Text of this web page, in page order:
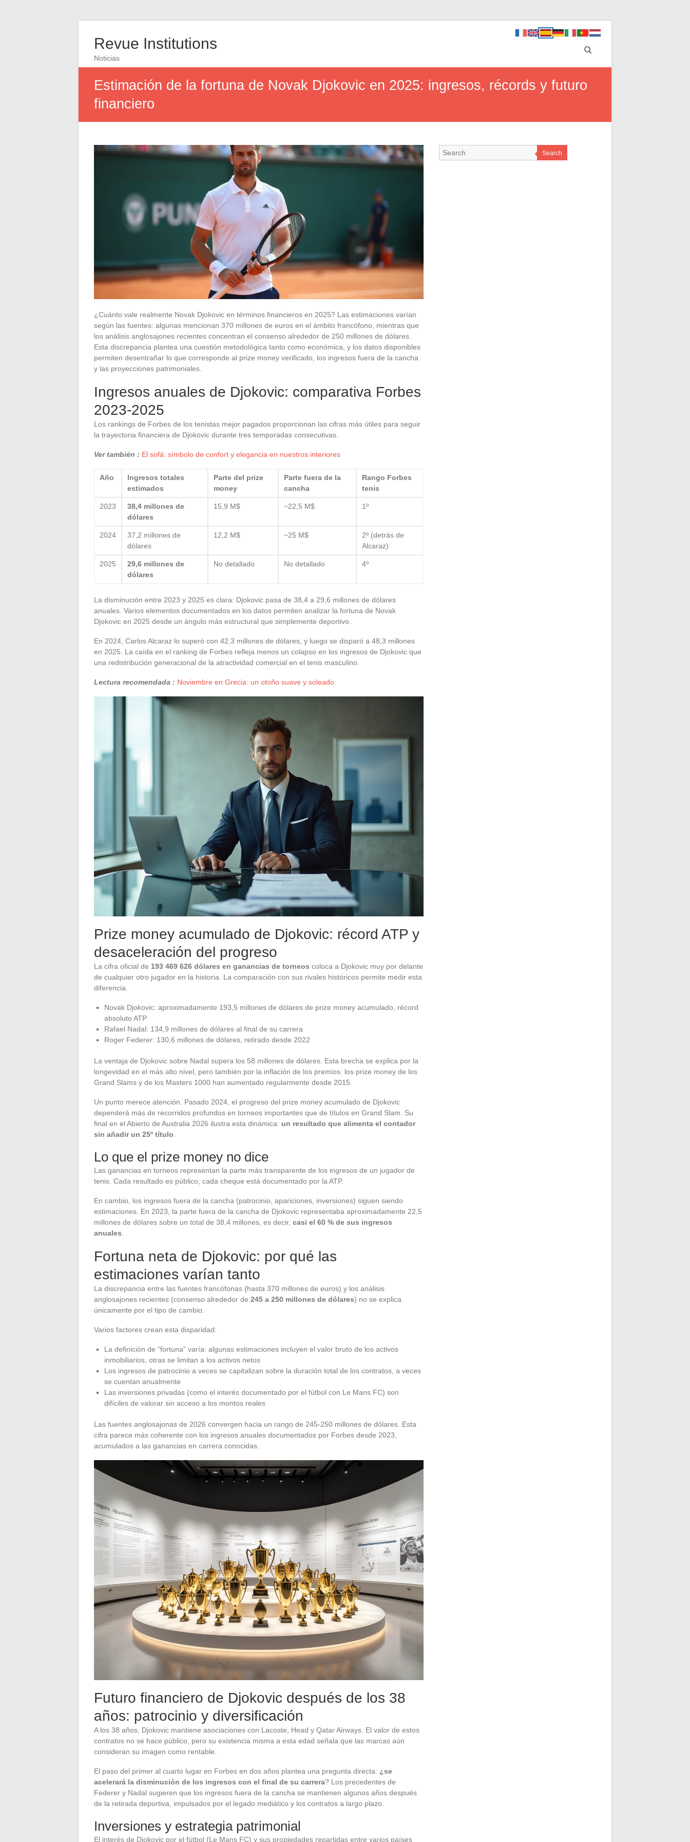
Revue Institutions
Noticias
Estimación de la fortuna de Novak Djokovic en 2025: ingresos, récords y futuro
financiero
¿Cuánto vale realmente Novak Djokovic en términos financieros en 2025? Las estimaciones varían
según las fuentes: algunas mencionan 370 millones de euros en el ámbito francófono, mientras que
los análisis anglosajones recientes concentran el consenso alrededor de 250 millones de dólares.
Esta discrepancia plantea una cuestión metodológica tanto como económica, y los datos disponibles
permiten desentrañar lo que corresponde al prize money verificado, los ingresos fuera de la cancha
y las proyecciones patrimoniales.
Ingresos anuales de Djokovic: comparativa Forbes
2023-2025
Los rankings de Forbes de los tenistas mejor pagados proporcionan las cifras más útiles para seguir
la trayectoria financiera de Djokovic durante tres temporadas consecutivas.
Ver también : El sofá: símbolo de confort y elegancia en nuestros interiores
Año
Ingresos totales
estimados
Parte del prize
money
Parte fuera de la
cancha
Rango Forbes
tenis
2023
38,4 millones de
dólares
15,9 M$ ~22,5 M$ 1º
2024
37,2 millones de
dólares
12,2 M$ ~25 M$
2º (detrás de
Alcaraz)
2025
29,6 millones de
dólares
No detallado No detallado 4º
La disminución entre 2023 y 2025 es clara: Djokovic pasa de 38,4 a 29,6 millones de dólares
anuales. Varios elementos documentados en los datos permiten analizar la fortuna de Novak
Djokovic en 2025 desde un ángulo más estructural que simplemente deportivo.
En 2024, Carlos Alcaraz lo superó con 42,3 millones de dólares, y luego se disparó a 48,3 millones
en 2025. La caída en el ranking de Forbes refleja menos un colapso en los ingresos de Djokovic que
una redistribución generacional de la atractividad comercial en el tenis masculino.
Lectura recomendada : Noviembre en Grecia: un otoño suave y soleado
Prize money acumulado de Djokovic: récord ATP y
desaceleración del progreso
La cifra oficial de 193 469 626 dólares en ganancias de torneos coloca a Djokovic muy por delante
de cualquier otro jugador en la historia. La comparación con sus rivales históricos permite medir esta
diferencia.
Novak Djokovic: aproximadamente 193,5 millones de dólares de prize money acumulado, récord
absoluto ATP
Rafael Nadal: 134,9 millones de dólares al final de su carrera
Roger Federer: 130,6 millones de dólares, retirado desde 2022
La ventaja de Djokovic sobre Nadal supera los 58 millones de dólares. Esta brecha se explica por la
longevidad en el más alto nivel, pero también por la inflación de los premios: los prize money de los
Grand Slams y de los Masters 1000 han aumentado regularmente desde 2015.
Un punto merece atención. Pasado 2024, el progreso del prize money acumulado de Djokovic
dependerá más de recorridos profundos en torneos importantes que de títulos en Grand Slam. Su
final en el Abierto de Australia 2026 ilustra esta dinámica: un resultado que alimenta el contador
sin añadir un 25º título
Lo que el prize money no dice
Las ganancias en torneos representan la parte más transparente de los ingresos de un jugador de
tenis. Cada resultado es público, cada cheque está documentado por la ATP.
En cambio, los ingresos fuera de la cancha (patrocinio, apariciones, inversiones) siguen siendo
estimaciones. En 2023, la parte fuera de la cancha de Djokovic representaba aproximadamente 22,5
millones de dólares sobre un total de 38,4 millones, es decir, casi el 60 % de sus ingresos
anuales
Fortuna neta de Djokovic: por qué las
estimaciones varían tanto
La discrepancia entre las fuentes francófonas (hasta 370 millones de euros) y los análisis
anglosajones recientes (consenso alrededor de 245 a 250 millones de dólares) no se explica
únicamente por el tipo de cambio.
Varios factores crean esta disparidad:
La definición de “fortuna” varía: algunas estimaciones incluyen el valor bruto de los activos
inmobiliarios, otras se limitan a los activos netos
Los ingresos de patrocinio a veces se capitalizan sobre la duración total de los contratos, a veces
se cuentan anualmente
Las inversiones privadas (como el interés documentado por el fútbol con Le Mans FC) son
difíciles de valorar sin acceso a los montos reales
Las fuentes anglosajonas de 2026 convergen hacia un rango de 245-250 millones de dólares. Esta
cifra parece más coherente con los ingresos anuales documentados por Forbes desde 2023,
acumulados a las ganancias en carrera conocidas.
Futuro financiero de Djokovic después de los 38
años: patrocinio y diversificación
A los 38 años, Djokovic mantiene asociaciones con Lacoste, Head y Qatar Airways. El valor de estos
contratos no se hace público, pero su existencia misma a esta edad señala que las marcas aún
consideran su imagen como rentable.
El paso del primer al cuarto lugar en Forbes en dos años plantea una pregunta directa: ¿se
acelerará la disminución de los ingresos con el final de su carrera? Los precedentes de
Federer y Nadal sugieren que los ingresos fuera de la cancha se mantienen algunos años después
de la retirada deportiva, impulsados por el legado mediático y los contratos a largo plazo.
Inversiones y estrategia patrimonial
El interés de Djokovic por el fútbol (Le Mans FC) y sus propiedades repartidas entre varios países
Search